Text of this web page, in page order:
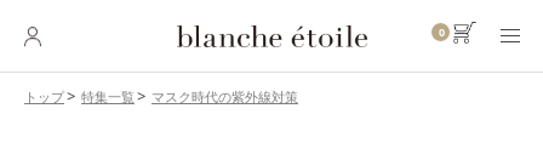
0
トップ 特集一覧 マスク時代の紫外線対策